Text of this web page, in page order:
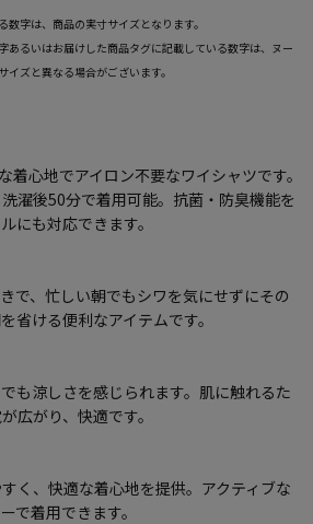
字は、商品の実寸サイズとなります。
あるいはお届けした商品タグに記載している数字は、ヌー
イズと異なる場合がございます。
着心地でアイロン不要なワイシャツです。
濯後50分で着用可能。抗菌・防臭機能を
にも対応できます。
で、忙しい朝でもシワを気にせずにその
省ける便利なアイテムです。
も涼しさを感じられます。肌に触れるた
広がり、快適です。
く、快適な着心地を提供。アクティブな
で着用できます。